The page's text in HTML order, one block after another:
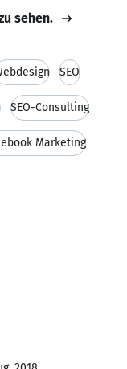
sehen.
SEO
SEO-Consulting
Marketing